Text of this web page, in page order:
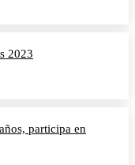
2023
participa en